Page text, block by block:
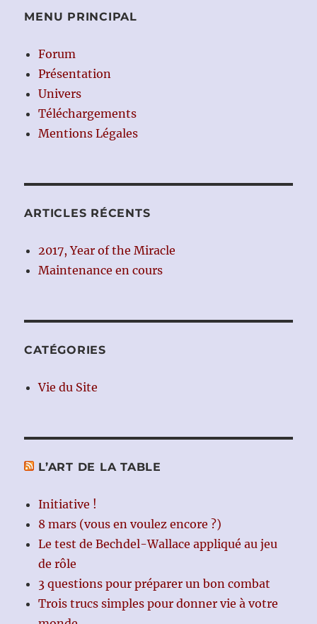
MENU PRINCIPAL
Forum
Présentation
Univers
Téléchargements
Mentions Légales
ARTICLES RÉCENTS
2017, Year of the Miracle
Maintenance en cours
CATÉGORIES
Vie du Site
L’ART DE LA TABLE
Initiative !
8 mars (vous en voulez encore ?)
Le test de Bechdel-Wallace appliqué au jeu
de rôle
3 questions pour préparer un bon combat
Trois trucs simples pour donner vie à votre